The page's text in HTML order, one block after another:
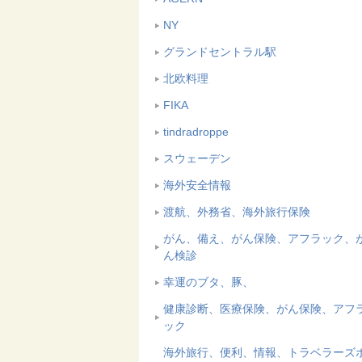
NY
グランドセントラル駅
北欧料理
FIKA
tindradroppe
スウェーデン
海外安全情報
渡航、外務省、海外旅行保険
がん、備え、がん保険、アフラック、
ん検診
幸運のブタ、豚、
健康診断、医療保険、がん保険、アフ
ック
海外旅行、便利、情報、トラベラーズ